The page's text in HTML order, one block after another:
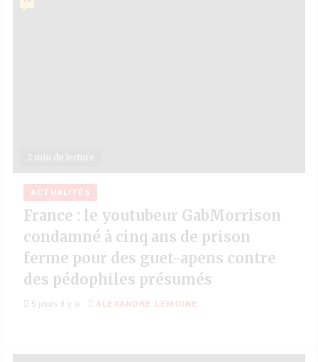
2 min de lecture
ACTUALITÉS
France : le youtubeur GabMorrison
condamné à cinq ans de prison
ferme pour des guet-apens contre
des pédophiles présumés
5 jours il y a ALEXANDRE LEMOINE